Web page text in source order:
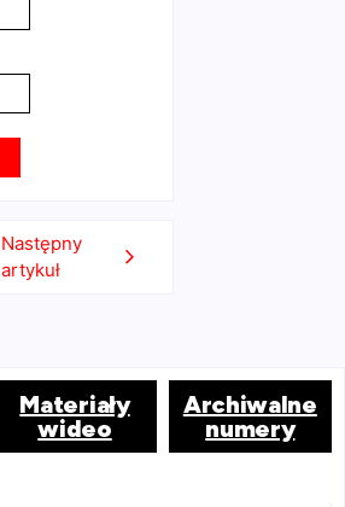
Następny
artykuł
Materiały
wideo
Archiwalne
numery